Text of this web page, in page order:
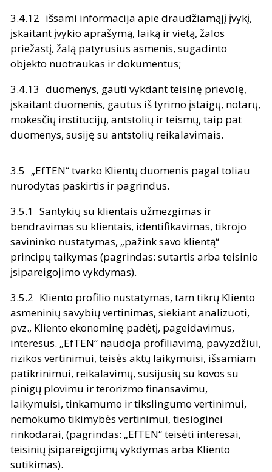
išsami informacija apie draudžiamąjį įvykį,
įskaitant įvykio aprašymą, laiką ir vietą, žalos
priežastį, žalą patyrusius asmenis, sugadinto
objekto nuotraukas ir dokumentus;
duomenys, gauti vykdant teisinę prievolę,
įskaitant duomenis, gautus iš tyrimo įstaigų, notarų,
mokesčių institucijų, antstolių ir teismų, taip pat
duomenys, susiję su antstolių reikalavimais.
„EfTEN“ tvarko Klientų duomenis pagal toliau
nurodytas paskirtis ir pagrindus.
Santykių su klientais užmezgimas ir
bendravimas su klientais, identifikavimas, tikrojo
savininko nustatymas, „pažink savo klientą“
principų taikymas (pagrindas: sutartis arba teisinio
įsipareigojimo vykdymas).
Kliento profilio nustatymas, tam tikrų Kliento
asmeninių savybių vertinimas, siekiant analizuoti,
pvz., Kliento ekonominę padėtį, pageidavimus,
interesus. „EfTEN“ naudoja profiliavimą, pavyzdžiui,
rizikos vertinimui, teisės aktų laikymuisi, išsamiam
patikrinimui, reikalavimų, susijusių su kovos su
pinigų plovimu ir terorizmo finansavimu,
laikymuisi, tinkamumo ir tikslingumo vertinimui,
nemokumo tikimybės vertinimui, tiesioginei
rinkodarai, (pagrindas: „EfTEN“ teisėti interesai,
teisinių įsipareigojimų vykdymas arba Kliento
sutikimas).